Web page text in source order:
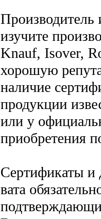
Производитель
изучите
Knauf, Isover,
хорошую
наличие
продукции
или у
приобретения
Сертификаты и
вата